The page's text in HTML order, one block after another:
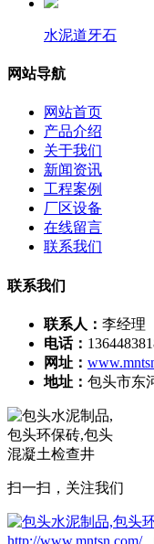
水泥道牙石
网站导航
网站首页
产品介绍
关于我们
新闻资讯
工程案例
厂区设备
在线留言
联系我们
联系我们
联系人： 李经理
电话：
网址：
地址： 包头市东
扫一扫，关注我们
http://www.mntsn.com/